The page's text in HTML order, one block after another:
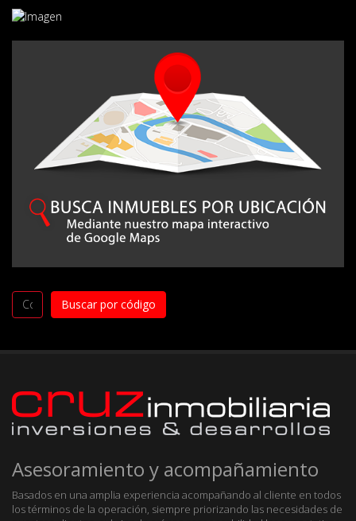
Asesoramiento y acompañamiento
Basados en una amplia experiencia acompañando al cliente en todos
los términos de la operación, siempre priorizando las necesidades de